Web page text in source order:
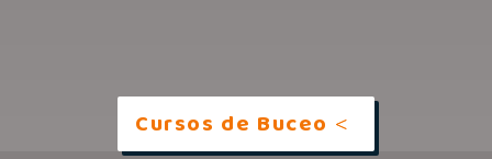
Cursos de Buceo